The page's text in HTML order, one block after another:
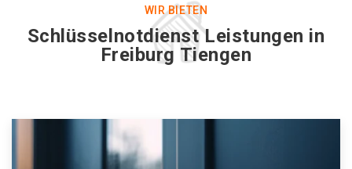
WIR BIETEN
Schlüsselnotdienst Leistungen in
Freiburg Tiengen